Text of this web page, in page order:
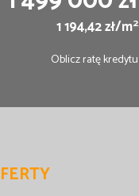
1 194,42 zł/m2
Oblicz ratę kredytu